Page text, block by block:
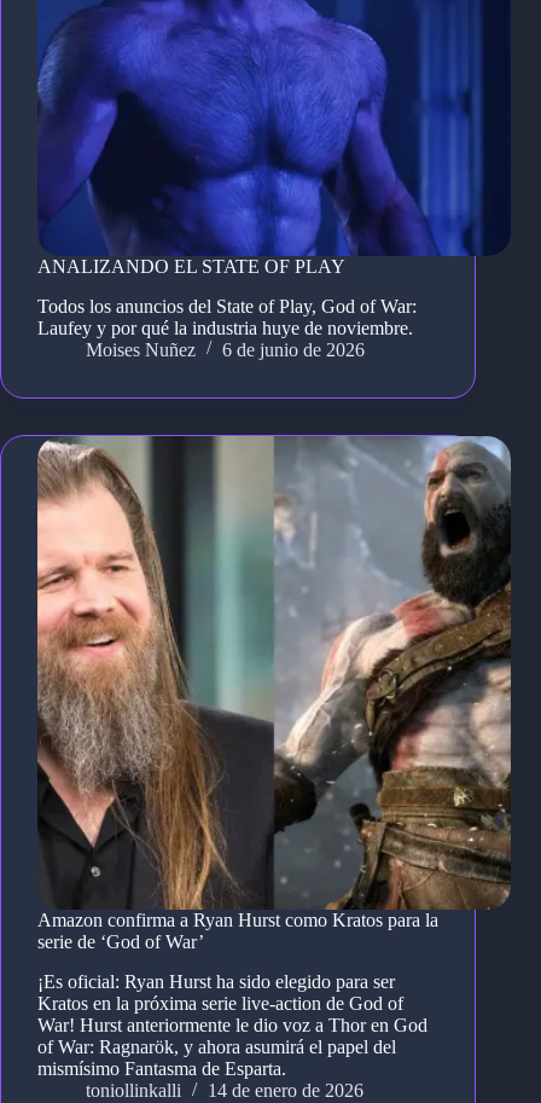
ANALIZANDO EL STATE OF PLAY
Todos los anuncios del State of Play, God of War:
Laufey y por qué la industria huye de noviembre.
Moises Nuñez
6 de junio de 2026
Amazon confirma a Ryan Hurst como Kratos para la
serie de ‘God of War’
¡Es oficial: Ryan Hurst ha sido elegido para ser
Kratos en la próxima serie live-action de God of
War! Hurst anteriormente le dio voz a Thor en God
of War: Ragnarök, y ahora asumirá el papel del
mismísimo Fantasma de Esparta.
toniollinkalli
14 de enero de 2026